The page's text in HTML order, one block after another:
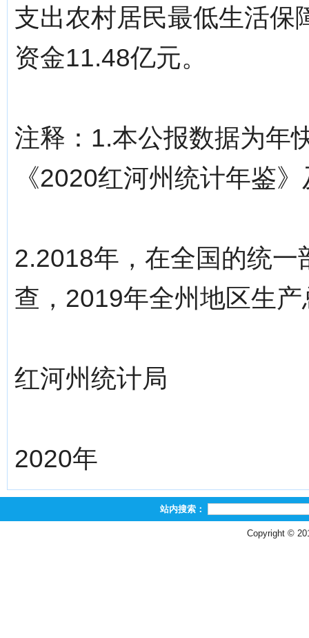
支出农村居民最低生活保
资金11.48亿元。
注释：1.本公报数据为年
《2020红河州统计年鉴
2.2018年，在全国的统
查，2019年全州地区生
红河州统计局
2020年
站内搜索：
Copyright ©